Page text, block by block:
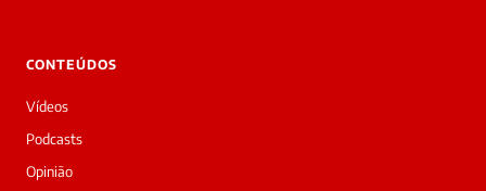
Bom
dia!
Sou
a
daqui
CONTEÚDOS
Vídeos
Podcasts
Opinião